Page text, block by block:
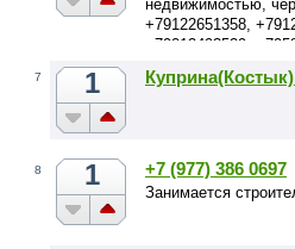
недвижимостью,
+79122651358,
+79012493529,
7 1
8 1 +7 (977) 386 0697
Занимается